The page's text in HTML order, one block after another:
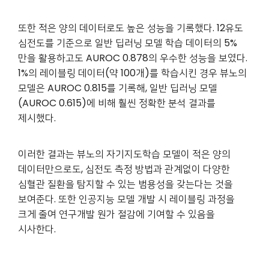
또한 적은 양의 데이터로도 높은 성능을 기록했다. 12유도
심전도를 기준으로 일반 딥러닝 모델 학습 데이터의 5%
만을 활용하고도 AUROC 0.878의 우수한 성능을 보였다.
1%의 레이블링 데이터(약 100개)를 학습시킨 경우 뷰노의
모델은 AUROC 0.815를 기록해, 일반 딥러닝 모델
(AUROC 0.615)에 비해 훨씬 정확한 분석 결과를
제시했다.
이러한 결과는 뷰노의 자기지도학습 모델이 적은 양의
데이터만으로도, 심전도 측정 방법과 관계없이 다양한
심혈관 질환을 탐지할 수 있는 범용성을 갖는다는 것을
보여준다. 또한 인공지능 모델 개발 시 레이블링 과정을
크게 줄여 연구개발 원가 절감에 기여할 수 있음을
시사한다.